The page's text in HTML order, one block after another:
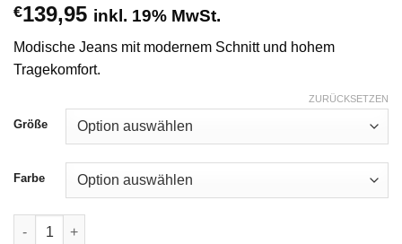
€139,95 inkl. 19% MwSt.
Modische Jeans mit modernem Schnitt und hohem
Tragekomfort.
Größe
Farbe
ZURÜCKSETZEN
Gang Jeans Menge